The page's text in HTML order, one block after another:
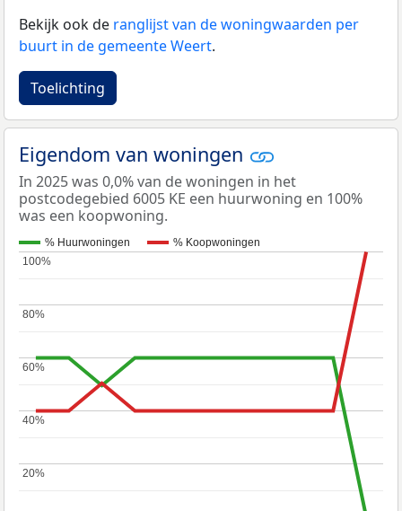
Bekijk ook de ranglijst van de woningwaarden per
buurt in de gemeente Weert.
Toelichting
Eigendom van woningen
In 2025 was 0,0% van de woningen in het
postcodegebied 6005 KE een huurwoning en 100%
was een koopwoning.
% Huurwoningen % Koopwoningen
20%
20%
40%
40%
60%
60%
80%
80%
100%
100%